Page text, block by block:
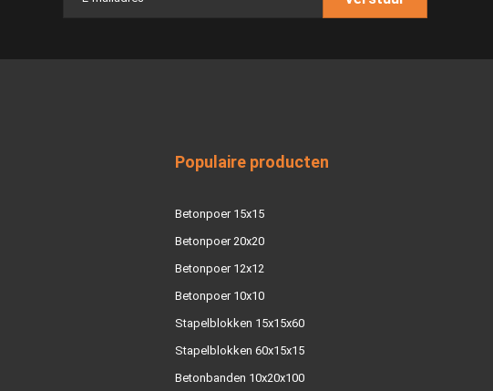
Populaire producten
Betonpoer 15x15
Betonpoer 20x20
Betonpoer 12x12
Betonpoer 10x10
Stapelblokken 15x15x60
Stapelblokken 60x15x15
Betonbanden 10x20x100